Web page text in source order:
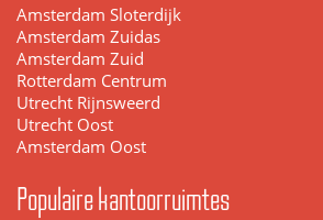
Amsterdam Sloterdijk
Amsterdam Zuidas
Amsterdam Zuid
Rotterdam Centrum
Utrecht Rijnsweerd
Utrecht Oost
Amsterdam Oost
Populaire kantoorruimtes